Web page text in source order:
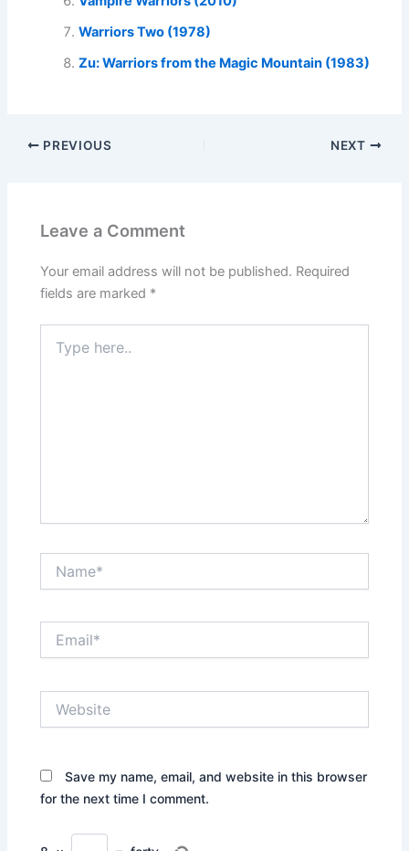
Warriors Two (1978)
Zu: Warriors from the Magic Mountain (1983)
PREVIOUS NEXT
Leave a Comment
Your email address will not be published. Required
fields are marked *
here..
Save my name, email, and website in this browser
for the next time I comment.